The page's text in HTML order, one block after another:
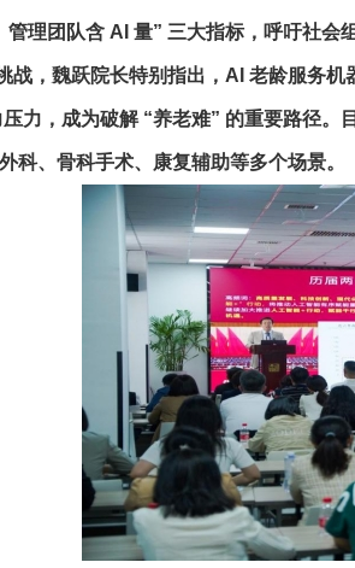
理团队含 AI 量” 三大指标，呼吁社会
，魏跃院长特别指出，AI 老龄服务机
力，成为破解 “养老难” 的重要路径
科、骨科手术、康复辅助等多个场景。